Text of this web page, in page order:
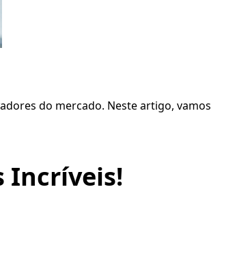
do mercado. Neste artigo, vamos
Incríveis!